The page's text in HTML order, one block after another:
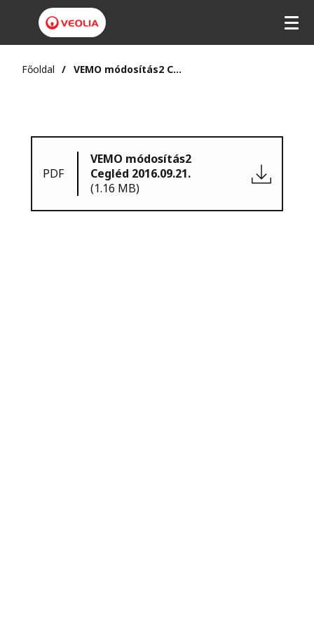
Főoldal VEMO módosítás2 Cegléd 2016.09.21.
PDF
VEMO módosítás2
Cegléd 2016.09.21.
(1.16 MB)